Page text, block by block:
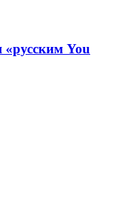
«русским You